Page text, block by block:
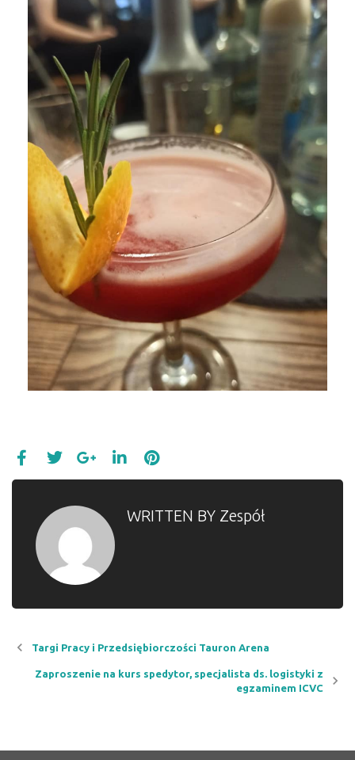
WRITTEN BY Zespół
Targi Pracy i Przedsiębiorczości Tauron Arena
Zaproszenie na kurs spedytor, specjalista ds. logistyki z
egzaminem ICVC